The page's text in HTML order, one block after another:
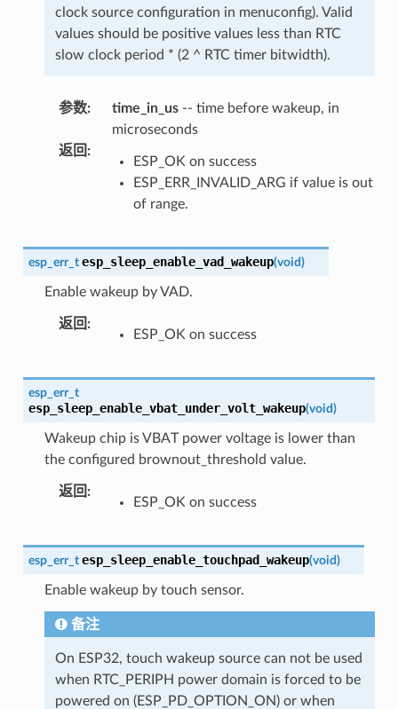
clock source configuration in menuconfig). Valid
values should be positive values less than RTC
slow clock period * (2 ^ RTC timer bitwidth).
参数: time_in_us-- time before wakeup, in
microseconds
返回 :
ESP_OK on success
ESP_ERR_INVALID_ARG if value is out
of range.
esp_err_t esp_sleep_enable_vad_wakeup(void)
Enable wakeup by VAD.
返回 :
ESP_OK on success
esp_err_t
esp_sleep_enable_vbat_under_volt_wakeup(void)
Wakeup chip is VBAT power voltage is lower than
the configured brownout_threshold value.
返回 :
ESP_OK on success
esp_err_t esp_sleep_enable_touchpad_wakeup(void)
Enable wakeup by touch sensor.
备注
On ESP32, touch wakeup source can not be used
when RTC_PERIPH power domain is forced to be
powered on (ESP_PD_OPTION_ON) or when